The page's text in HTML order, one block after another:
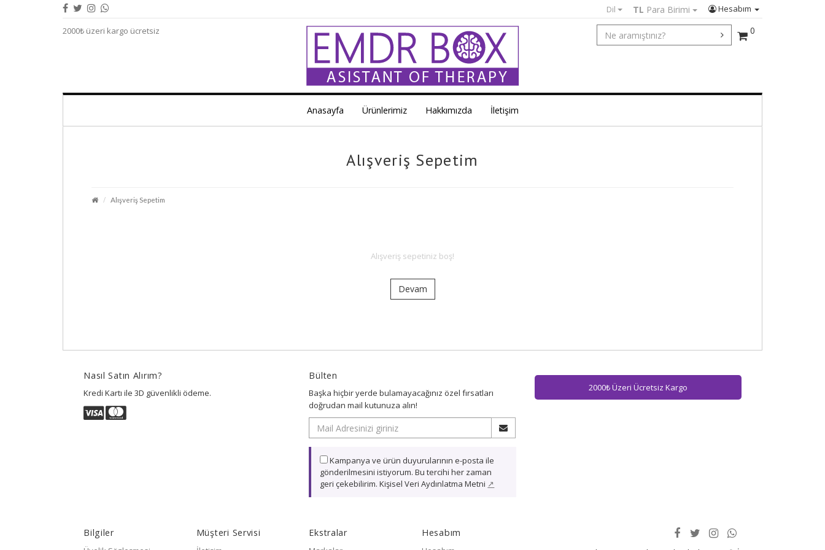
Hesabım
Dil TL Para Birimi
2000₺ üzeri kargo ücretsiz 0
Anasayfa Ürünlerimiz Hakkımızda İletişim
Alışveriş Sepetim
Alışveriş Sepetim
Alışveriş sepetiniz boş!
Devam
Nasıl Satın Alırım?
Kredi Kartı ile 3D güvenlikli ödeme.
Bülten
Başka hiçbir yerde bulamayacağınız özel fırsatları
doğrudan mail kutunuza alın!
Kampanya ve ürün duyurularının e-posta ile
gönderilmesini istiyorum. Bu tercihi her zaman
geri çekebilirim. Kişisel Veri Aydınlatma Metni ↗
2000₺ Üzeri Ücretsiz Kargo
Bilgiler Müşteri Servisi Ekstralar Hesabım